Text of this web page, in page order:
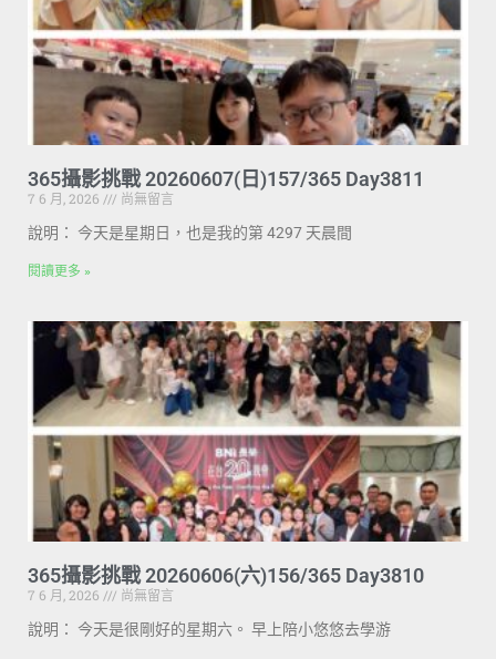
365攝影挑戰 20260607(日)157/365 Day3811
7 6 月, 2026
尚無留言
說明： 今天是星期日，也是我的第 4297 天晨間
閱讀更多 »
365攝影挑戰 20260606(六)156/365 Day3810
7 6 月, 2026
尚無留言
說明： 今天是很剛好的星期六。 早上陪小悠悠去學游